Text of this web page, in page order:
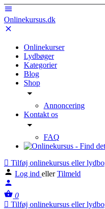
Onlinekursus.dk
Onlinekurser
Lydbøger
Kategorier
Blog
Shop
Annoncering
Kontakt os
FAQ
Tilføj onlinekursus eller
Log ind eller Tilmeld
0
Tilføj onlinekursus eller